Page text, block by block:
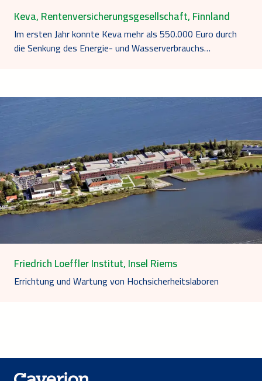
Keva, Rentenversicherungsgesellschaft, Finnland
Im ersten Jahr konnte Keva mehr als 550.000 Euro durch
die Senkung des Energie- und Wasserverbrauchs…
Friedrich Loeffler Institut, Insel Riems
Errichtung und Wartung von Hochsicherheitslaboren